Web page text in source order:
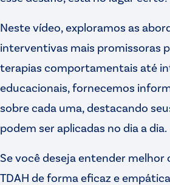
Neste vídeo, exploramos as
interventivas mais promissoras
terapias comportamentais até
educacionais, fornecemos
sobre cada uma, destacando
podem ser aplicadas no dia a dia.
Se você deseja entender melhor
TDAH de forma eficaz e